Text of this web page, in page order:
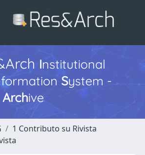
Institutional
System -
Archive
1 Contributo su Rivista